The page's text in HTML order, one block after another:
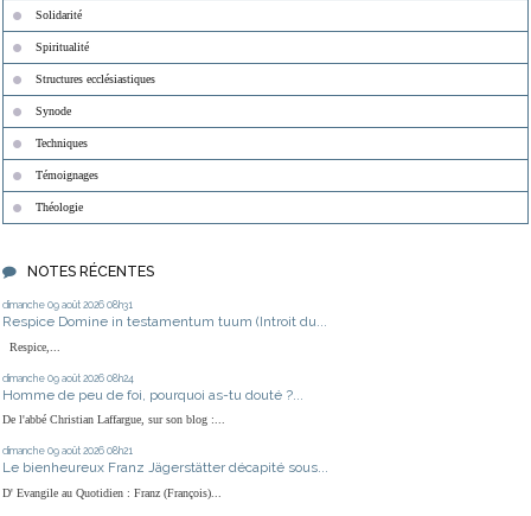
Solidarité
Spiritualité
Structures ecclésiastiques
Synode
Techniques
Témoignages
Théologie
NOTES RÉCENTES
dimanche 09 août 2026 08h31
Respice Domine in testamentum tuum (Introit du...
Respice,...
dimanche 09 août 2026 08h24
Homme de peu de foi, pourquoi as-tu douté ?...
De l'abbé Christian Laffargue, sur son blog :...
dimanche 09 août 2026 08h21
Le bienheureux Franz Jägerstätter décapité sous...
D' Evangile au Quotidien : Franz (François)...